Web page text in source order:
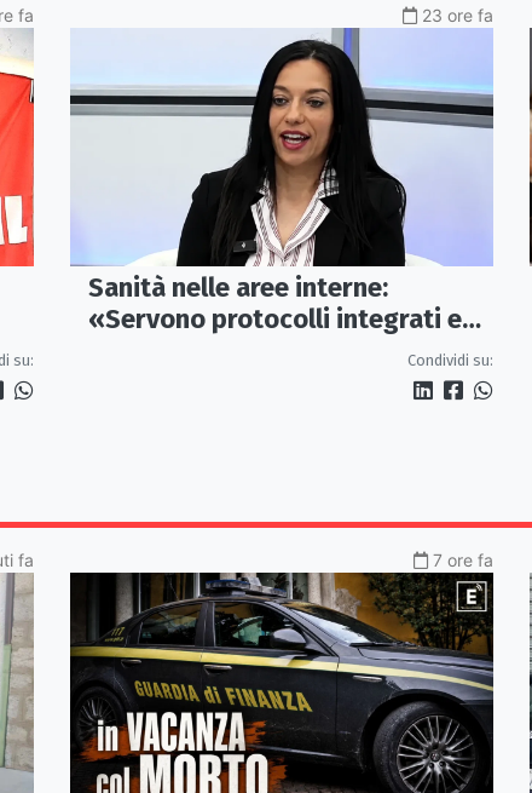
fa
su:
23 ore fa
Sanità nelle aree interne:
«Servono protocolli integrati e
mezzi dedicati per garantireCondividi su:
fa 7 ore fa